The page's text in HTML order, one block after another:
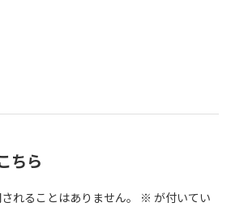
ちら
れることはありません。 ※ が付いてい